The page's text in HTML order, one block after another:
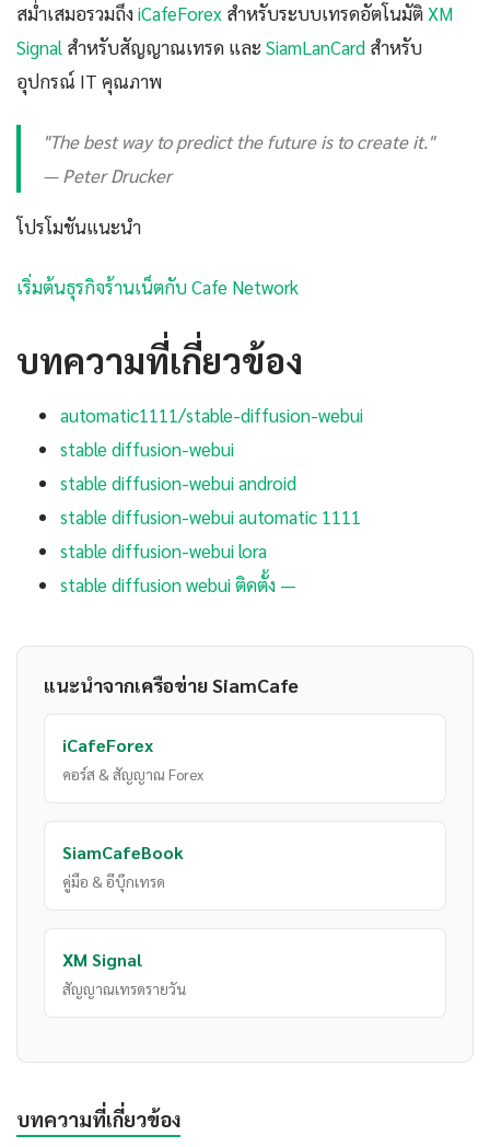
สม่ำเสมอรวมถึงiCafeForex สำหรับระบบเทรดอัตโนมัติ XM
Signal สำหรับสัญญาณเทรด และ SiamLanCard สำหรับ
อุปกรณ์ IT คุณภาพ
"The best way to predict the future is to create it."
— Peter Drucker
โปรโมชันแนะนำ
เริ่มต้นธุรกิจร้านเน็ตกับ Cafe Network
บทความที่เกี่ยวข้อง
automatic1111/stable-diffusion-webui
stable diffusion-webui
stable diffusion-webui android
stable diffusion-webui automatic 1111
stable diffusion-webui lora
stable diffusion webui ติดตั้ง —
แนะนำจากเครือข่าย SiamCafe
iCafeForex
คอร์ส & สัญญาณ Forex
SiamCafeBook
คู่มือ & อีบุ๊กเทรด
XM Signal
สัญญาณเทรดรายวัน
บทความที่เกี่ยวข้อง